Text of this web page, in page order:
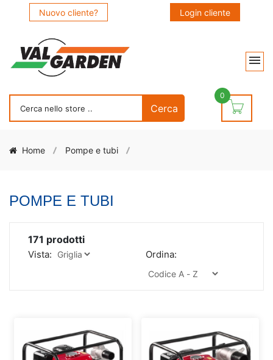
Nuovo cliente? Login cliente
0
Home Pompe e tubi
POMPE E TUBI
171 prodotti
Vista: Ordina: